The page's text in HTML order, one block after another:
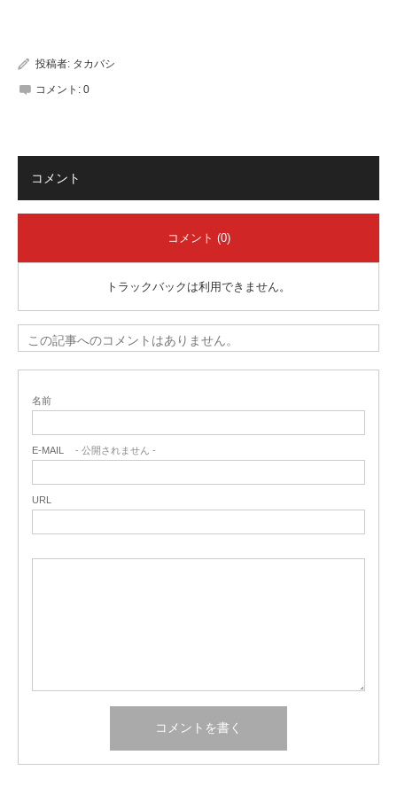
投稿者: タカバシ
コメント: 0
コメント
コメント (0)
トラックバックは利用できません。
この記事へのコメントはありません。
名前
E-MAIL - 公開されません -
URL